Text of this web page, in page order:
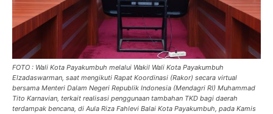
FOTO : Wali Kota Payakumbuh melalui Wakil Wali Kota Payakumbuh
Elzadaswarman, saat mengikuti Rapat Koordinasi (Rakor) secara virtual
bersama Menteri Dalam Negeri Republik Indonesia (Mendagri RI) Muhammad
Tito Karnavian, terkait realisasi penggunaan tambahan TKD bagi daerah
terdampak bencana, di Aula Riza Fahlevi Balai Kota Payakumbuh, pada Kamis